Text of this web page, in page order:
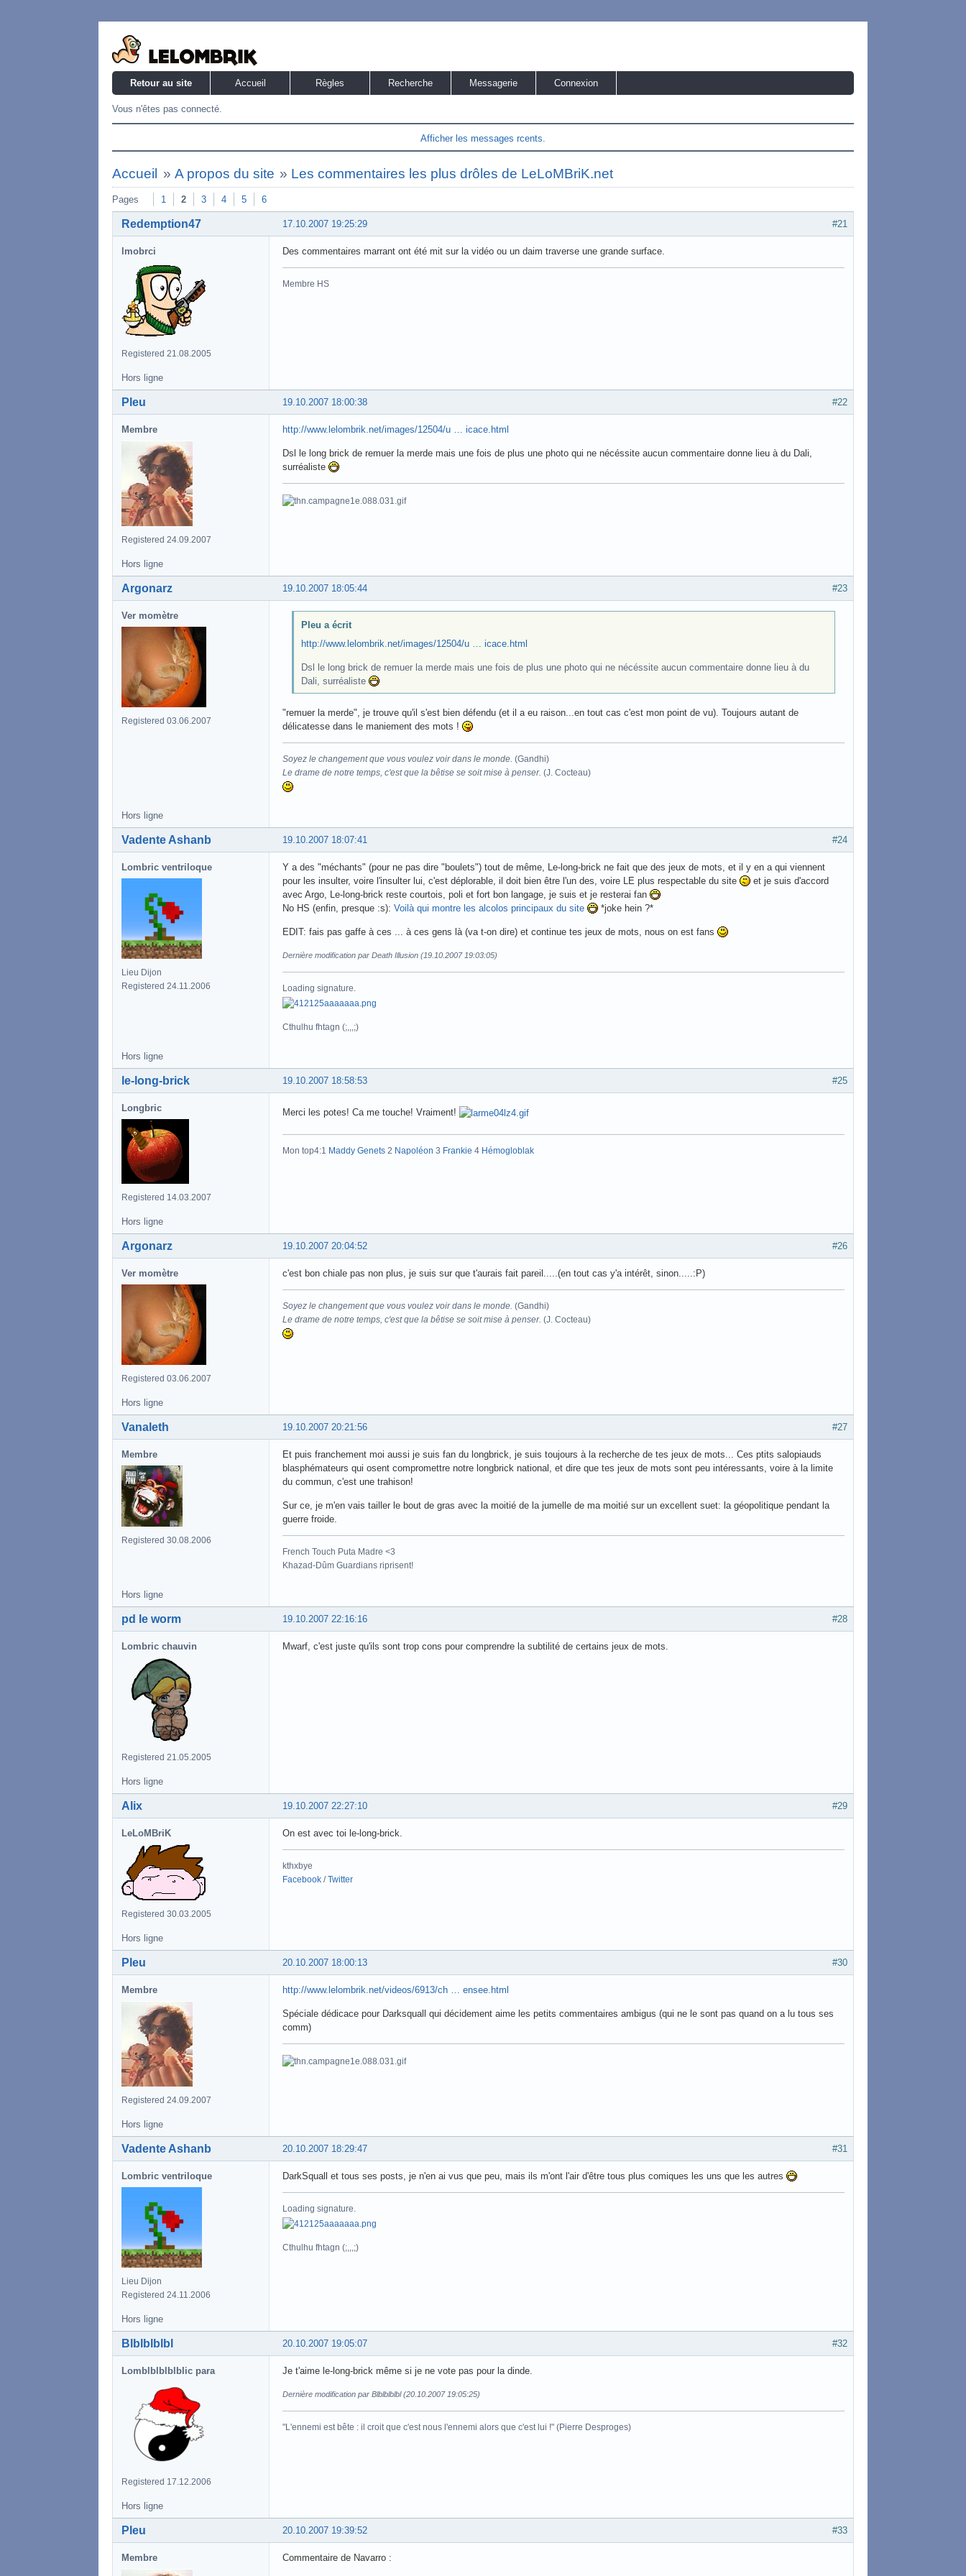
Retour au site Accueil Règles Recherche Messagerie Connexion
Vous n'êtes pas connecté.
Afficher les messages rcents.
Accueil » A propos du site » Les commentaires les plus drôles de LeLoMBriK.net
Pages 1 2 3 4 5 6
#21
17.10.2007 19:25:29
Redemption47
lmobrci
Registered 21.08.2005
Des commentaires marrant ont été mit sur la vidéo ou un daim traverse une grande surface.
Membre HS
Hors ligne
#22
19.10.2007 18:00:38
Pleu
Membre
Registered 24.09.2007
http://www.lelombrik.net/images/12504/u … icace.html
Dsl le long brick de remuer la merde mais une fois de plus une photo qui ne nécéssite aucun commentaire donne lieu à du Dali,
surréaliste
Hors ligne
#23
19.10.2007 18:05:44
Argonarz
Ver momètre
Registered 03.06.2007
Pleu a écrit
http://www.lelombrik.net/images/12504/u … icace.html
Dsl le long brick de remuer la merde mais une fois de plus une photo qui ne nécéssite aucun commentaire donne lieu à du
Dali, surréaliste
"remuer la merde", je trouve qu'il s'est bien défendu (et il a eu raison...en tout cas c'est mon point de vu). Toujours autant de
délicatesse dans le maniement des mots !
Soyez le changement que vous voulez voir dans le monde. (Gandhi)
Le drame de notre temps, c'est que la bêtise se soit mise à penser. (J. Cocteau)
Hors ligne
#24
19.10.2007 18:07:41
Vadente Ashanb
Lombric ventriloque
Lieu Dijon
Registered 24.11.2006
Y a des "méchants" (pour ne pas dire "boulets") tout de même, Le-long-brick ne fait que des jeux de mots, et il y en a qui viennent
pour les insulter, voire l'insulter lui, c'est déplorable, il doit bien être l'un des, voire LE plus respectable du site
et je suis d'accord
avec Argo, Le-long-brick reste courtois, poli et fort bon langage, je suis et je resterai fan
No HS (enfin, presque :s): Voilà qui montre les alcolos principaux du site *joke hein ?*
EDIT: fais pas gaffe à ces ... à ces gens là (va t-on dire) et continue tes jeux de mots, nous on est fans
Dernière modification par Death Illusion (19.10.2007 19:03:05)
Loading signature.
Cthulhu fhtagn (;,,,;)
Hors ligne
#25
19.10.2007 18:58:53
le-long-brick
Longbric
Registered 14.03.2007
Merci les potes! Ca me touche! Vraiment!
Mon top4:1 Maddy Genets 2 Napoléon 3 Frankie 4 Hémogloblak
Hors ligne
#26
19.10.2007 20:04:52
Argonarz
Ver momètre
Registered 03.06.2007
c'est bon chiale pas non plus, je suis sur que t'aurais fait pareil.....(en tout cas y'a intérêt, sinon.....:P)
Soyez le changement que vous voulez voir dans le monde. (Gandhi)
Le drame de notre temps, c'est que la bêtise se soit mise à penser. (J. Cocteau)
Hors ligne
#27
19.10.2007 20:21:56
Vanaleth
Membre
Registered 30.08.2006
Et puis franchement moi aussi je suis fan du longbrick, je suis toujours à la recherche de tes jeux de mots... Ces ptits salopiauds
blasphémateurs qui osent compromettre notre longbrick national, et dire que tes jeux de mots sont peu intéressants, voire à la limite
du commun, c'est une trahison!
Sur ce, je m'en vais tailler le bout de gras avec la moitié de la jumelle de ma moitié sur un excellent suet: la géopolitique pendant la
guerre froide.
French Touch Puta Madre <3
Khazad-Dûm Guardians riprisent!
Hors ligne
#28
19.10.2007 22:16:16
pd le worm
Lombric chauvin
Registered 21.05.2005
Mwarf, c'est juste qu'ils sont trop cons pour comprendre la subtilité de certains jeux de mots.
Hors ligne
#29
19.10.2007 22:27:10
Alix
LeLoMBriK
Registered 30.03.2005
On est avec toi le-long-brick.
kthxbye
Facebook /Twitter
Hors ligne
#30
20.10.2007 18:00:13
Pleu
Membre
Registered 24.09.2007
http://www.lelombrik.net/videos/6913/ch … ensee.html
Spéciale dédicace pour Darksquall qui décidement aime les petits commentaires ambigus (qui ne le sont pas quand on a lu tous ses
comm)
Hors ligne
#31
20.10.2007 18:29:47
Vadente Ashanb
Lombric ventriloque
Lieu Dijon
Registered 24.11.2006
DarkSquall et tous ses posts, je n'en ai vus que peu, mais ils m'ont l'air d'être tous plus comiques les uns que les autres
Loading signature.
Cthulhu fhtagn (;,,,;)
Hors ligne
#32
20.10.2007 19:05:07
Blblblblbl
Lomblblblblblic para
Registered 17.12.2006
Je t'aime le-long-brick même si je ne vote pas pour la dinde.
Dernière modification par Blblblblbl (20.10.2007 19:05:25)
"L'ennemi est bête : il croit que c'est nous l'ennemi alors que c'est lui !" (Pierre Desproges)
Hors ligne
#33
20.10.2007 19:39:52
Pleu
Membre Commentaire de Navarro :